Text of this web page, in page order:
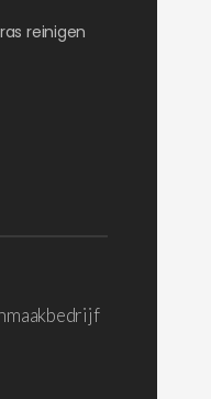
reinigen